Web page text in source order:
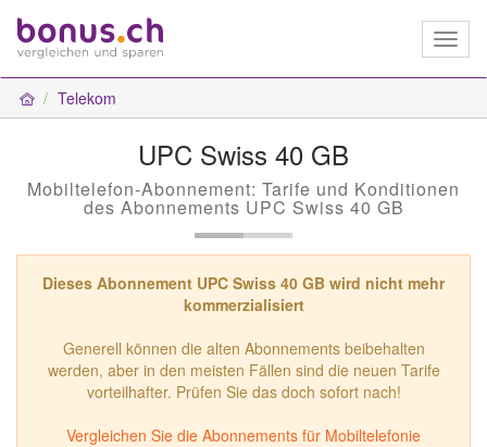
Telekom
UPC Swiss 40 GB
Mobiltelefon-Abonnement: Tarife und Konditionen
des Abonnements UPC Swiss 40 GB
Dieses Abonnement UPC Swiss 40 GB wird nicht mehr
kommerzialisiert
Generell können die alten Abonnements beibehalten
werden, aber in den meisten Fällen sind die neuen Tarife
vorteilhafter. Prüfen Sie das doch sofort nach!
Vergleichen Sie die Abonnements für Mobiltelefonie